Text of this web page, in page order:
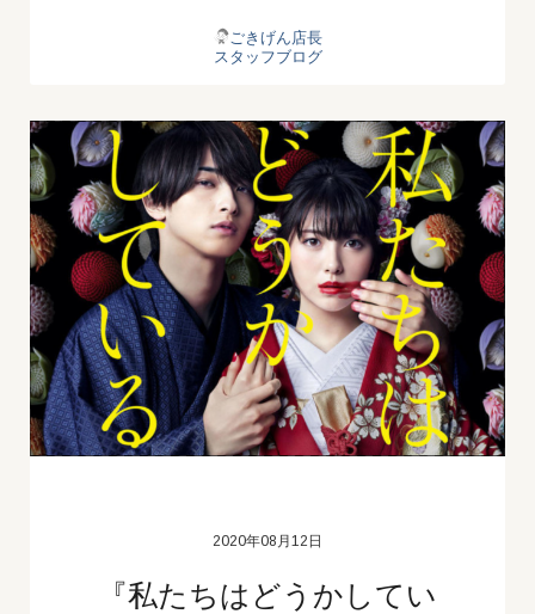
ごきげん店長
スタッフブログ
2020年08月12日
『私たちはどうかしてい